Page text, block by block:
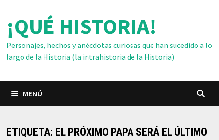
contenido
¡QUÉ HISTORIA!
Personajes, hechos y anécdotas curiosas que han sucedido a lo
largo de la Historia (la intrahistoria de la Historia)
MENÚ
ETIQUETA: EL PRÓXIMO PAPA SERÁ EL ÚLTIMO